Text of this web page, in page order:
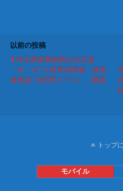
以前の投稿
埼玉県産業振興公社主催
「AI・IoT人材育成研修（技術
者養成 18日間コース）」開催
トップ
モバイル